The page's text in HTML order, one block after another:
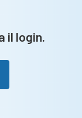
il login.